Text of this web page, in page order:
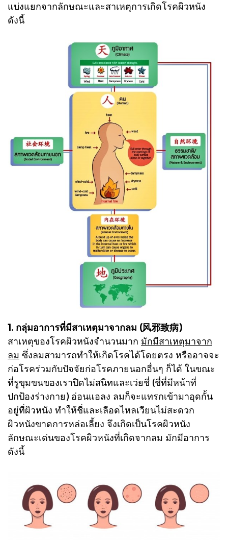
แบ่งแยกจากลักษณะและสาเหตุการเกิดโรคผิวหนัง
ดังนี้
1. กลุ่มอาการที่มีสาเหตุมาจากลม (风邪致病)
สาเหตุของโรคผิวหนังจำนวนมาก มักมีสาเหตุมาจาก
ลม ซึ่งลมสามารถทำให้เกิดโรคได้โดยตรง หรืออาจจะ
ก่อโรคร่วมกับปัจจัยก่อโรคภายนอกอื่นๆ ก็ได้ ในขณะ
ที่รูขุมขนของเราปิดไม่สนิทและเว่ยชี่ (ชี่ที่มีหน้าที่
ปกป้องร่างกาย) อ่อนแอลง ลมก็จะแทรกเข้ามาอุดกั้น
อยู่ที่ผิวหนัง ทำให้ชี่และเลือดไหลเวียนไม่สะดวก
ผิวหนังขาดการหล่อเลี้ยง จึงเกิดเป็นโรคผิวหนัง
ลักษณะเด่นของโรคผิวหนังที่เกิดจากลม มักมีอาการ
ดังนี้